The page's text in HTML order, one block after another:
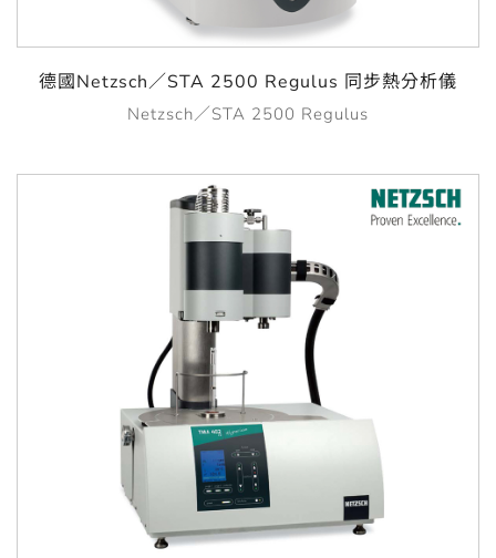
德國Netzsch／STA 2500 Regulus 同步熱分析儀
Netzsch／STA 2500 Regulus